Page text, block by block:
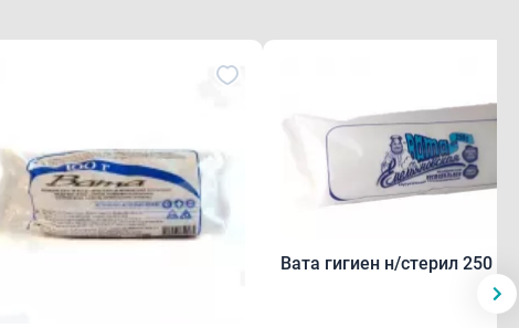
Вата гигиен н/стерил 250 г